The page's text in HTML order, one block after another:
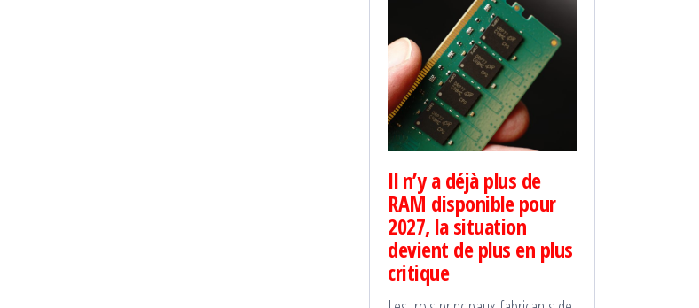
Il n’y a déjà plus de
RAM disponible pour
2027, la situation
devient de plus en plus
critique